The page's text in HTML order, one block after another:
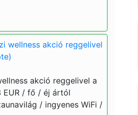
wellness akció reggelivel
akció reggelivel a
EUR / fő / éj ártól
/ ingyenes WiFi /